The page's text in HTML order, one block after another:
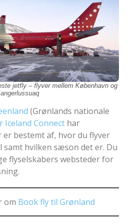
jetfly – flyver mellem København og
(Grønlands nationale
Iceland Connect har
bestemt af, hvor du flyver
hvilken sæson det er. Du
flyselskabers websteder for
om Book fly til Grønland